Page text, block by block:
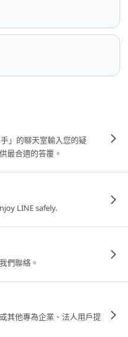
」的聊天室輸入您的疑
最合適的答覆。
LINE safely.
們聯絡。
其他專為企業、法人用戶提